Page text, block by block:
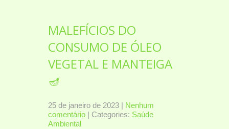
MALEFÍCIOS DO
CONSUMO DE ÓLEO
VEGETAL E MANTEIGA
🪔
25 de janeiro de 2023 | Nenhum
comentário | Categories: Saúde
Ambiental